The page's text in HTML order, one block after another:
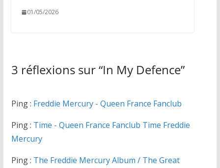
01/05/2026
3 réflexions sur “In My Defence”
Ping : Freddie Mercury - Queen France Fanclub
Ping : Time - Queen France Fanclub Time Freddie
Mercury
Ping : The Freddie Mercury Album / The Great